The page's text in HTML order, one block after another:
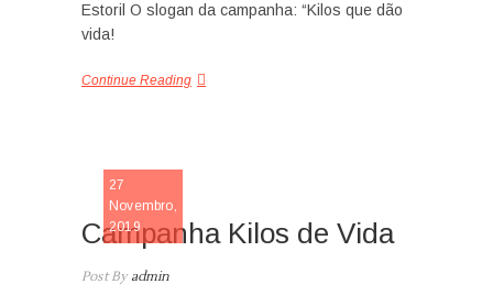
Estoril O slogan da campanha: “Kilos que dão
vida!
Continue Reading
27
Novembro,
2019
Campanha Kilos de Vida
Post Byadmin